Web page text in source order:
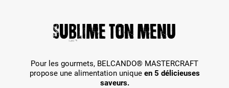
SUBLIME TON MENU
Pour les gourmets, BELCANDO® MASTERCRAFT
propose une alimentation unique en 5 délicieuses
saveurs.